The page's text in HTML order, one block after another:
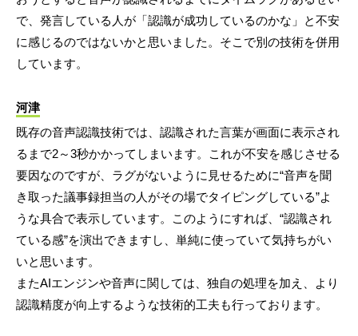
で、発言している人が「認識が成功しているのかな」と不安
に感じるのではないかと思いました。そこで別の技術を併用
しています。
河津
既存の音声認識技術では、認識された言葉が画面に表示され
るまで2～3秒かかってしまいます。これが不安を感じさせる
要因なのですが、ラグがないように見せるために“音声を聞
き取った議事録担当の人がその場でタイピングしている”よ
うな具合で表示しています。このようにすれば、“認識され
ている感”を演出できますし、単純に使っていて気持ちがい
いと思います。
またAIエンジンや音声に関しては、独自の処理を加え、より
認識精度が向上するような技術的工夫も行っております。